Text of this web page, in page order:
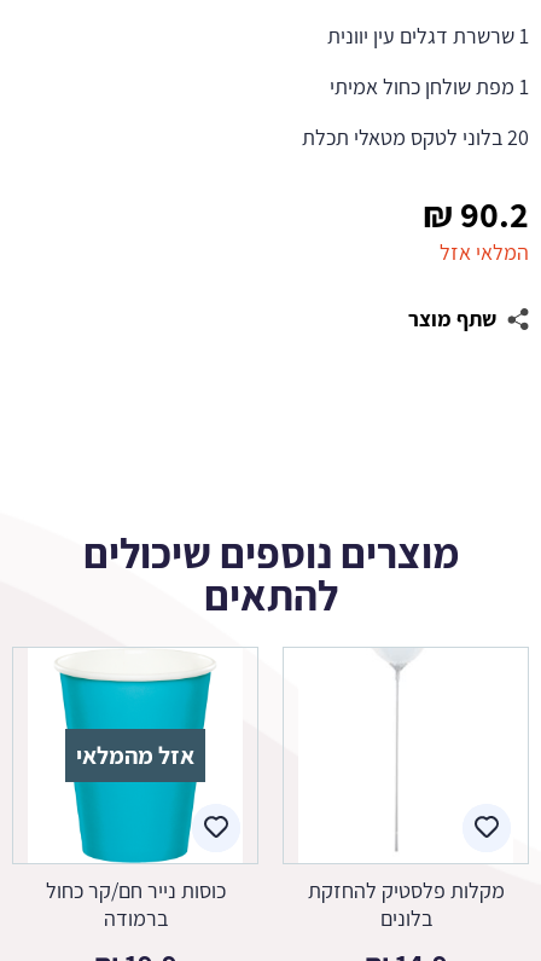
90.2
₪
המלאי אזל
שתף מוצר
1 שרשרת דגלים עין יוונית
1 מפת שולחן כחול אמיתי
20 בלוני לטקס מטאלי תכלת
מוצרים נוספים שיכולים
להתאים
מקלות פלסטיק להחזקת
בלונים
אזל מהמלאי
כוסות נייר חם/קר כחול
ברמודה